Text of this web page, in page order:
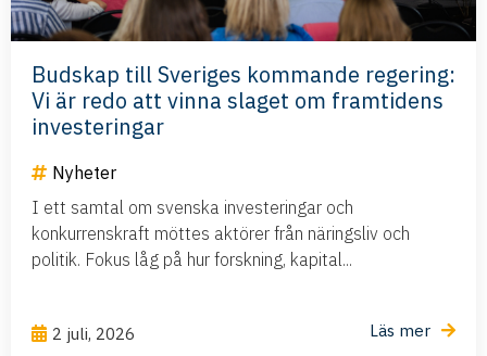
Budskap till Sveriges kommande regering:
Vi är redo att vinna slaget om framtidens
investeringar
Nyheter
I ett samtal om svenska investeringar och
konkurrenskraft möttes aktörer från näringsliv och
politik. Fokus låg på hur forskning, kapital...
2 juli, 2026 Läs mer